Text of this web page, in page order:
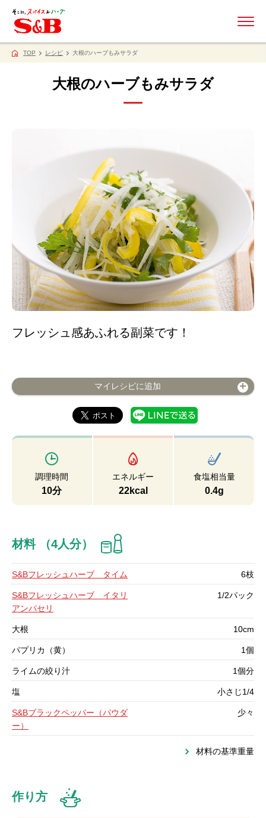
TOP レシピ 大根のハーブもみサラダ
大根のハーブもみサラダ
フレッシュ感あふれる副菜です！
マイレシピに追加
調理時間
10分
エネルギー
22kcal
食塩相当量
0.4g
材料 （4人分）
S&Bフレッシュハーブ タイム 6枝
S&Bフレッシュハーブ イタリ
アンパセリ
1/2パック
大根 10cm
パプリカ（黄） 1個
ライムの絞り汁 1個分
塩 小さじ1/4
S&Bブラックペッパー（パウダ
ー）
少々
材料の基準重量
作り方